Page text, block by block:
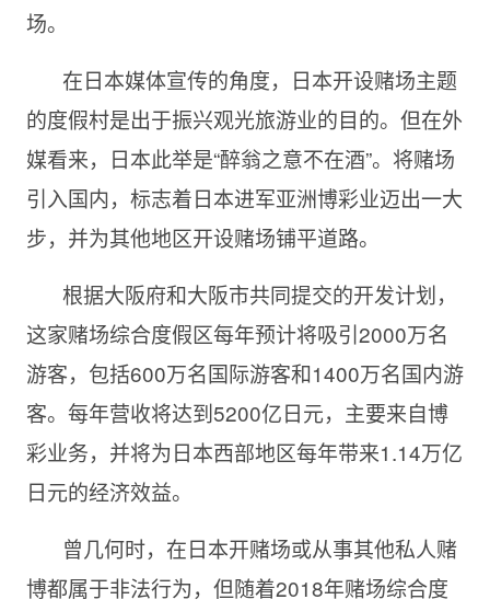
场。
在日本媒体宣传的角度，日本开设赌场主题
的度假村是出于振兴观光旅游业的目的。但在外
媒看来，日本此举是“醉翁之意不在酒”。将赌场
引入国内，标志着日本进军亚洲博彩业迈出一大
步，并为其他地区开设赌场铺平道路。
根据大阪府和大阪市共同提交的开发计划，
这家赌场综合度假区每年预计将吸引2000万名
游客，包括600万名国际游客和1400万名国内游
客。每年营收将达到5200亿日元，主要来自博
彩业务，并将为日本西部地区每年带来1.14万亿
日元的经济效益。
曾几何时，在日本开赌场或从事其他私人赌
博都属于非法行为，但随着2018年赌场综合度